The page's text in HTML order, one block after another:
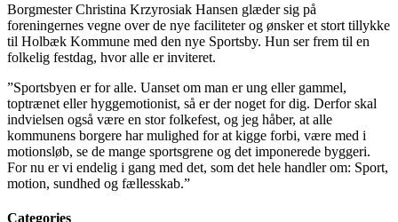
Borgmester Christina Krzyrosiak Hansen glæder sig på
foreningernes vegne over de nye faciliteter og ønsker et stort tillykke
til Holbæk Kommune med den nye Sportsby. Hun ser frem til en
folkelig festdag, hvor alle er inviteret.
”Sportsbyen er for alle. Uanset om man er ung eller gammel,
toptrænet eller hyggemotionist, så er der noget for dig. Derfor skal
indvielsen også være en stor folkefest, og jeg håber, at alle
kommunens borgere har mulighed for at kigge forbi, være med i
motionsløb, se de mange sportsgrene og det imponerede byggeri.
For nu er vi endelig i gang med det, som det hele handler om: Sport,
motion, sundhed og fællesskab.”
Categories